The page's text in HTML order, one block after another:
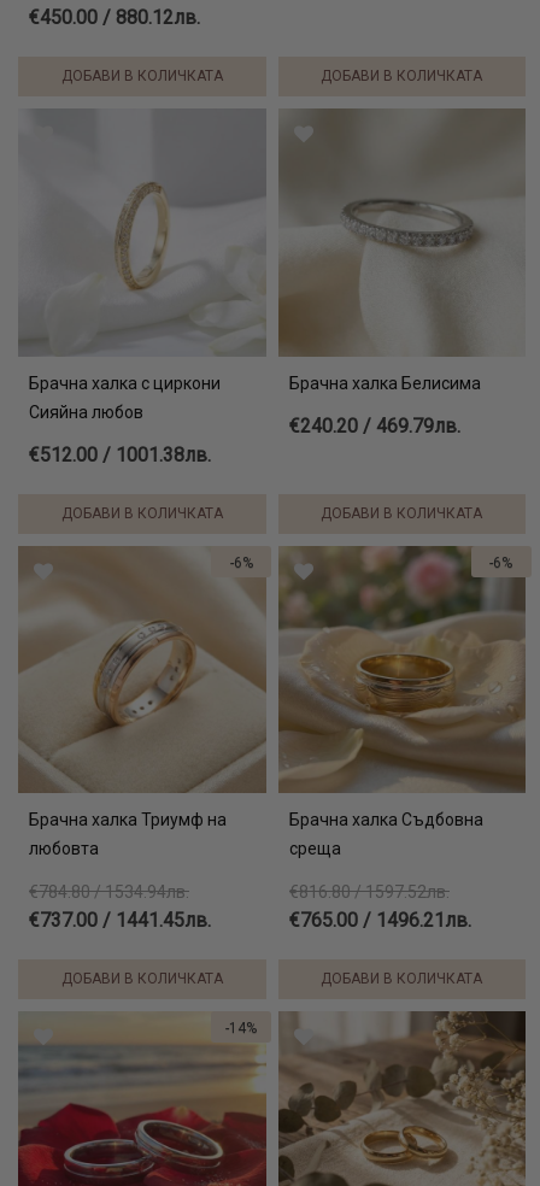
€450.00 / 880.12лв.
ДОБАВИ В КОЛИЧКАТА ДОБАВИ В КОЛИЧКАТА
Брачна халка с циркони
Сияйна любов
€512.00 / 1001.38лв.
ДОБАВИ В КОЛИЧКАТА
Брачна халка Белисима
€240.20 / 469.79лв.
ДОБАВИ В КОЛИЧКАТА
Брачна халка Триумф на
любовта
€784.80 / 1534.94лв.
€737.00 / 1441.45лв.
ДОБАВИ В КОЛИЧКАТА
-6%
Брачна халка Съдбовна
среща
€816.80 / 1597.52лв.
€765.00 / 1496.21лв.
ДОБАВИ В КОЛИЧКАТА
-6%
-14%